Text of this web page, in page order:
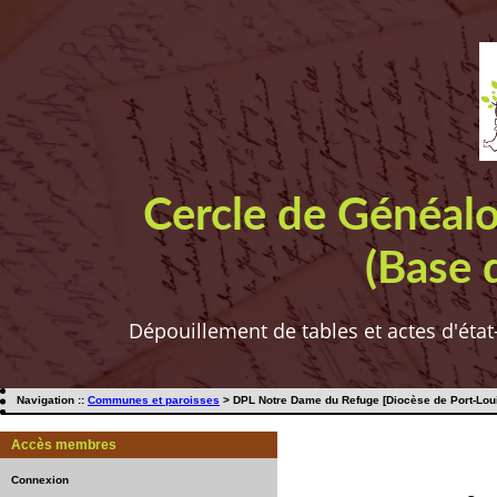
Cercle de
(Base
Dépouillement de tables et actes
Navigation :: Communes et paroisses > DPL Notre Dame du Refuge [Diocèse de Port-
Accès membres
Connexion